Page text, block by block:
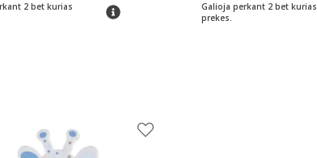
2 bet kurias
patarimas
Galioja perkant 2 bet kurias
prekes.